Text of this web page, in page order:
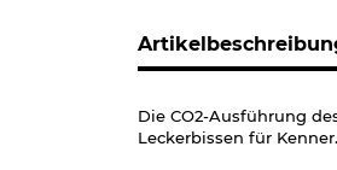
Die CO2-Ausführung
Leckerbissen für